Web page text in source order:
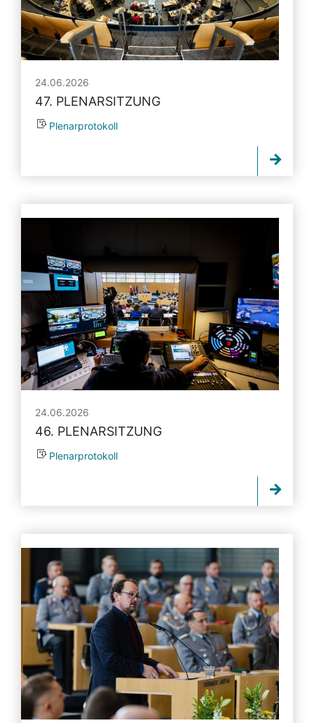
24.06.2026
47. PLENARSITZUNG
Plenarprotokoll
24.06.2026
46. PLENARSITZUNG
Plenarprotokoll